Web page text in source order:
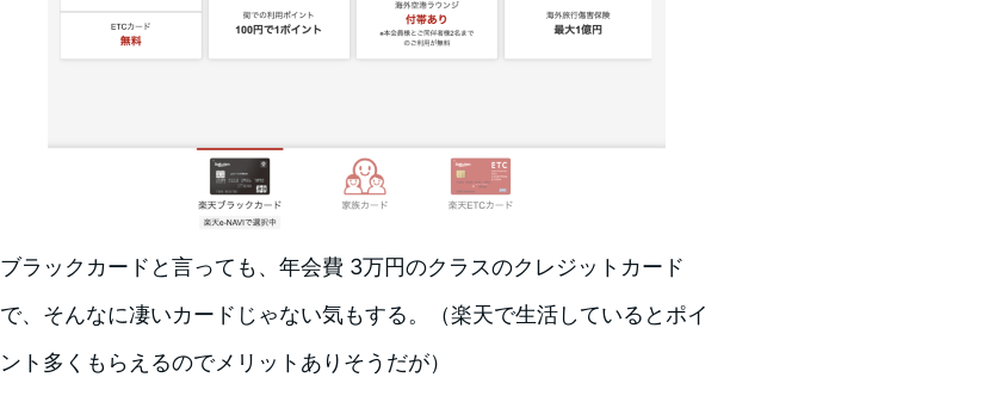
ブラックカードと言っても、年会費 3万円のクラスのクレジットカード
で、そんなに凄いカードじゃない気もする。（楽天で生活しているとポイ
ント多くもらえるのでメリットありそうだが）